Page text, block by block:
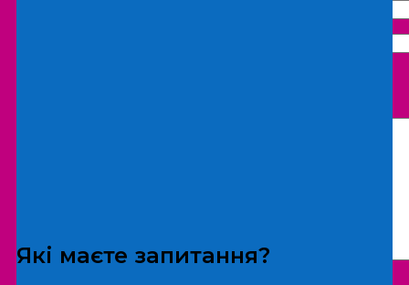
Які маєте запитання?